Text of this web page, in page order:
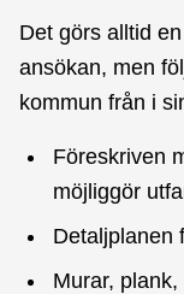
Det görs alltid
ansökan, men
kommun från i
Föreskriven
möjliggör
Detaljplanen
Murar,